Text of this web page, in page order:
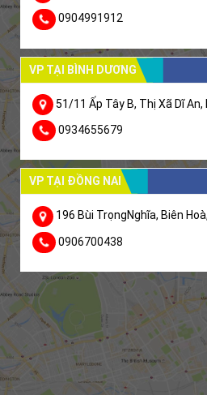
0904991912
VP TẠI BÌNH DƯƠNG
51/11 Ấp Tây B, Thị Xã Dĩ An,
0934655679
VP TẠI ĐỒNG NAI
196 Bùi TrọngNghĩa, Biên
0906700438